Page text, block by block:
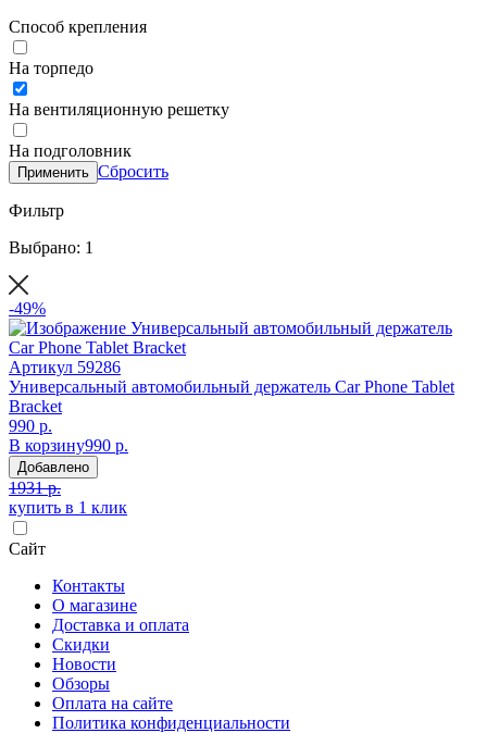
Способ крепления
На торпедо
На вентиляционную решетку
На подголовник
Применить Сбросить
Фильтр
Выбрано: 1
-49%
Артикул 59286
Универсальный автомобильный держатель Car Phone Tablet
Bracket
990 р.
В корзину990 р.
Добавлено
1931 р.
купить в 1 клик
Сайт
Контакты
О магазине
Доставка и оплата
Скидки
Новости
Обзоры
Оплата на сайте
Политика конфиденциальности